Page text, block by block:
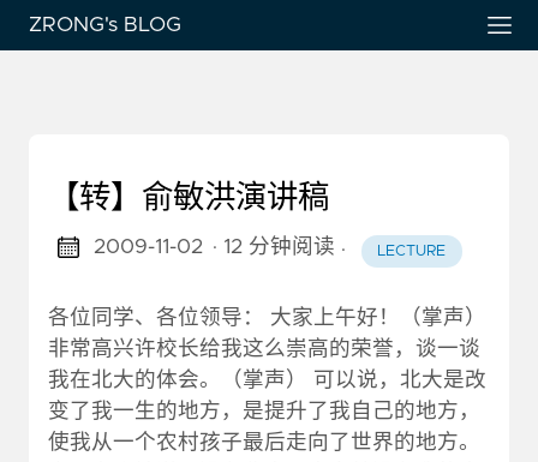
ZRONG's BLOG
【转】俞敏洪演讲稿
2009-11-02 · 12 分钟阅读 · LECTURE
各位同学、各位领导： 大家上午好！（掌声）
非常高兴许校长给我这么崇高的荣誉，谈一谈
我在北大的体会。（掌声） 可以说，北大是改
变了我一生的地方，是提升了我自己的地方，
使我从一个农村孩子最后走向了世界的地方。